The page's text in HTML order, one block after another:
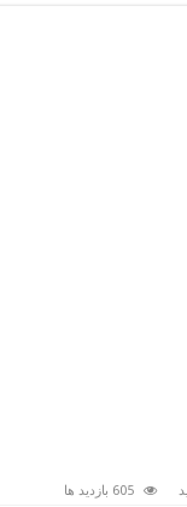
605 بازدید ها